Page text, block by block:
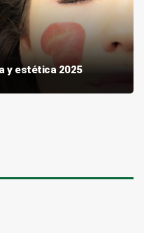
y estética 2025